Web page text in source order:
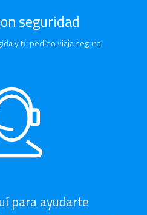
seguridad
y tu pedido viaja seguro.
para ayudarte